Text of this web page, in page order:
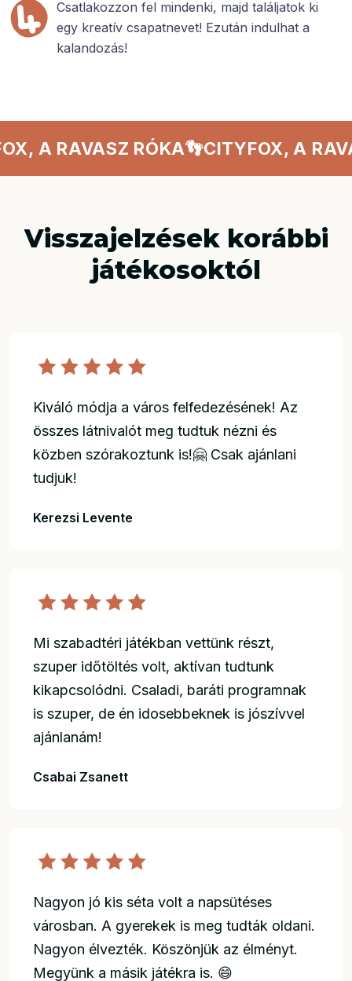
Csatlakozzon fel mindenki, majd találjatok ki
egy kreatív csapatnevet! Ezután indulhat a
kalandozás!
A RAVASZ RÓKA👣CITYFOX, A
Visszajelzések korábbi
játékosoktól
Kiváló módja a város felfedezésének! Az
összes látnivalót meg tudtuk nézni és
közben szórakoztunk is!🤗 Csak ajánlani
tudjuk!
Kerezsi Levente
Mi szabadtéri játékban vettünk részt,
szuper időtöltés volt, aktívan tudtunk
kikapcsolódni. Csaladi, baráti programnak
is szuper, de én idosebbeknek is jószívvel
ajánlanám!
Csabai Zsanett
Nagyon jó kis séta volt a napsütéses
városban. A gyerekek is meg tudták oldani.
Nagyon élvezték. Köszönjük az élményt.
Megyünk a másik játékra is. 😄